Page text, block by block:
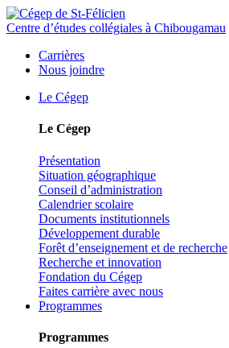
Centre d’études collégiales à Chibougamau
Carrières
Nous joindre
Le Cégep
Le Cégep
Présentation
Situation géographique
Conseil d’administration
Calendrier scolaire
Documents institutionnels
Développement durable
Forêt d’enseignement et de recherche
Recherche et innovation
Fondation du Cégep
Faites carrière avec nous
Programmes
Programmes